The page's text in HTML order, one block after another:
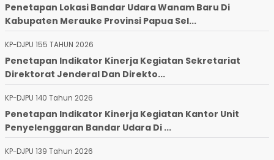
Penetapan Lokasi Bandar Udara Wanam Baru Di
Kabupaten Merauke Provinsi Papua Sel...
KP-DJPU 155 TAHUN 2026
Penetapan Indikator Kinerja Kegiatan Sekretariat
Direktorat Jenderal Dan Direkto...
KP-DJPU 140 Tahun 2026
Penetapan Indikator Kinerja Kegiatan Kantor Unit
Penyelenggaran Bandar Udara Di ...
KP-DJPU 139 Tahun 2026